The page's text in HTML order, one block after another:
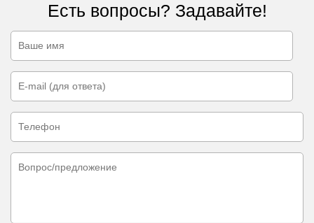
Есть вопросы? Задавайте!